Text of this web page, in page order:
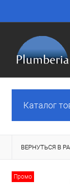
Каталог
ВЕРНУТЬСЯ В
Промо